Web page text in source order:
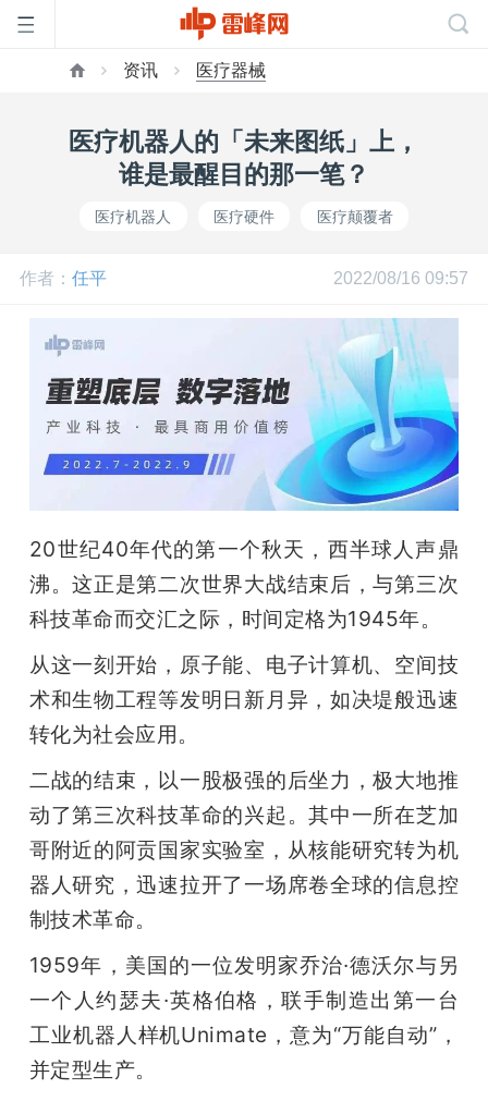
公
课
活
动
心
GAIR
题
爱
资讯 医疗器械
医疗机器人的「未来图纸」上，
谁是最醒目的那一笔？
医疗机器人 医疗硬件 医疗颠覆者
作者： 任平 2022/08/16 09:57
20世纪40年代的第一个秋天，西半球人声鼎
沸。这正是第二次世界大战结束后，与第三次
科技革命而交汇之际，时间定格为1945年。
从这一刻开始，原子能、电子计算机、空间技
术和生物工程等发明日新月异，如决堤般迅速
转化为社会应用。
二战的结束，以一股极强的后坐力，极大地推
动了第三次科技革命的兴起。其中一所在芝加
哥附近的阿贡国家实验室，从核能研究转为机
器人研究，迅速拉开了一场席卷全球的信息控
制技术革命。
1959年，美国的一位发明家乔治·德沃尔与另
一个人约瑟夫·英格伯格，联手制造出第一台
工业机器人样机Unimate，意为“万能自动”，
并定型生产。